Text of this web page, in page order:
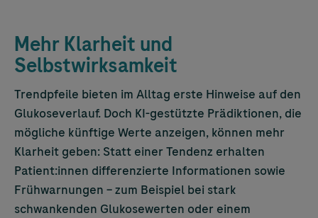
Mehr Klarheit und
Selbstwirksamkeit
Trendpfeile bieten im Alltag erste Hinweise auf den
Glukoseverlauf. Doch KI-gestützte Prädiktionen, die
mögliche künftige Werte anzeigen, können mehr
Klarheit geben: Statt einer Tendenz erhalten
Patient:innen differenzierte Informationen sowie
Frühwarnungen – zum Beispiel bei stark
schwankenden Glukosewerten oder einem